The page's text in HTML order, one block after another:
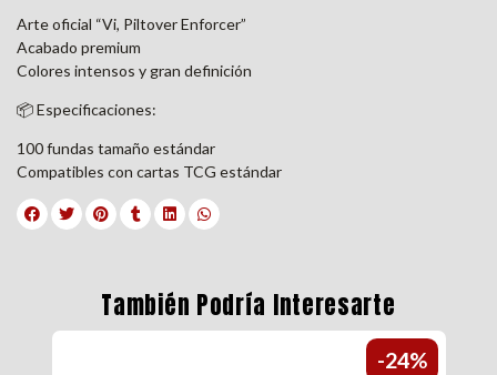
Arte oficial “Vi, Piltover Enforcer”
Acabado premium
Colores intensos y gran definición
📦 Especificaciones:
100 fundas tamaño estándar
Compatibles con cartas TCG estándar
También Podría Interesarte
-24%